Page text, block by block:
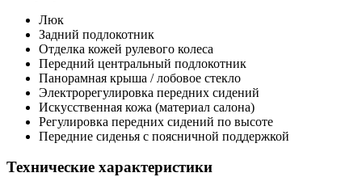
Люк
Задний подлокотник
Отделка кожей рулевого колеса
Передний центральный подлокотник
Панорамная крыша / лобовое стекло
Электрорегулировка передних сидений
Искусственная кожа (материал салона)
Регулировка передних сидений по высоте
Передние сиденья с поясничной поддержкой
Технические характеристики